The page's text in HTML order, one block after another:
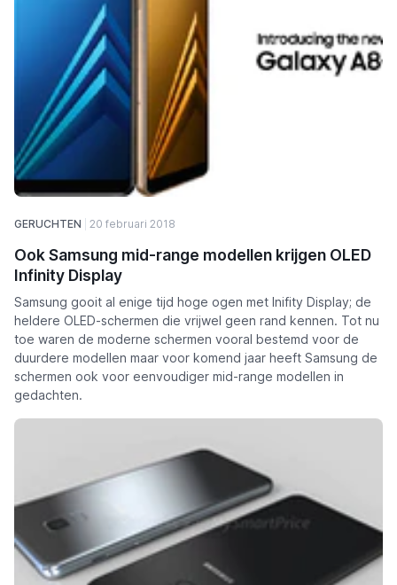
GERUCHTEN 20 februari 2018
Ook Samsung mid-range modellen krijgen OLED
Infinity Display
Samsung gooit al enige tijd hoge ogen met Inifity Display; de
heldere OLED-schermen die vrijwel geen rand kennen. Tot nu
toe waren de moderne schermen vooral bestemd voor de
duurdere modellen maar voor komend jaar heeft Samsung de
schermen ook voor eenvoudiger mid-range modellen in
gedachten.